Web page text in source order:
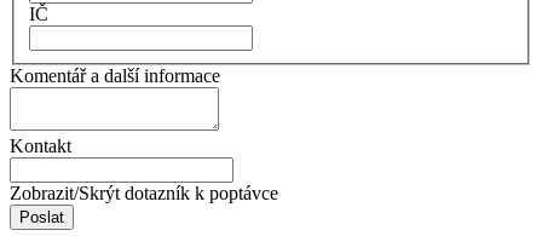
IČ
Komentář a další informace
Kontakt
Zobrazit/Skrýt dotazník k poptávce